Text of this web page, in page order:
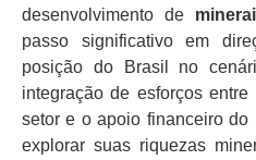
desenvolvimento de
passo significativo em
posição do Brasil no
integração de esforços
setor e o apoio financeiro
explorar suas riquezas